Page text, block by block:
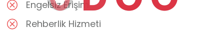
Engelsiz Erişim
Rehberlik Hizmeti